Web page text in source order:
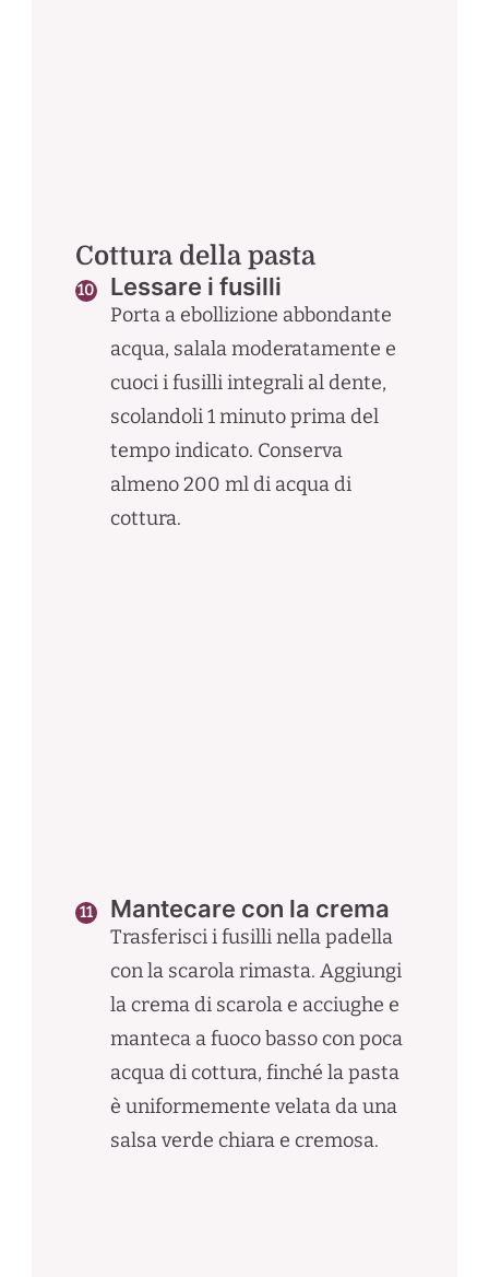
Cottura della pasta
Lessare i fusilli
Porta a ebollizione abbondante
acqua, salala moderatamente e
cuoci i fusilli integrali al dente,
scolandoli 1 minuto prima del
tempo indicato. Conserva
almeno 200 ml di acqua di
cottura.
Mantecare con la crema
Trasferisci i fusilli nella padella
con la scarola rimasta. Aggiungi
la crema di scarola e acciughe e
manteca a fuoco basso con poca
acqua di cottura, finché la pasta
è uniformemente velata da una
salsa verde chiara e cremosa.